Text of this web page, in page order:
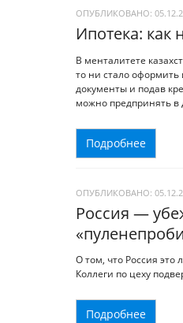
ОПУБЛИКОВАНО:
Ипотека: как
В менталитете
то ни стало оформить
документы и подав
можно предпринять в
Подробнее
ОПУБЛИКОВАНО:
Россия —
О том, что Россия
Коллеги по цеху
Подробнее